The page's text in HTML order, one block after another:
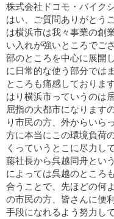
株式会社ドコモ・バイ
はい、ご質問ありがとう
は横浜市は我々事業の創
い入れが強いところでご
部のところを中心に展開
に日常的な使う部分では
ところも痛感しておりま
はり横浜市っていうのは
屈指の大都市になります
り市民の方、外からいら
方に本当にこの環境負荷
くっていうとこに尽力し
藤社長から呉越同舟とい
によっては呉越のところ
合うことで、先ほどの何
の市民の方、皆さんに便
手段になれるよう努力し